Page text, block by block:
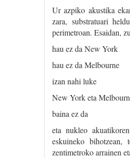
Ur azpiko akustika
zara, substratuari
perimetroan. Esaidan,
hau ez da New York
hau ez da Melbourne
izan nahi luke
New York eta
baina ez da
eta nukleo
eskuineko bihotzean,
zentimetroko arrainen